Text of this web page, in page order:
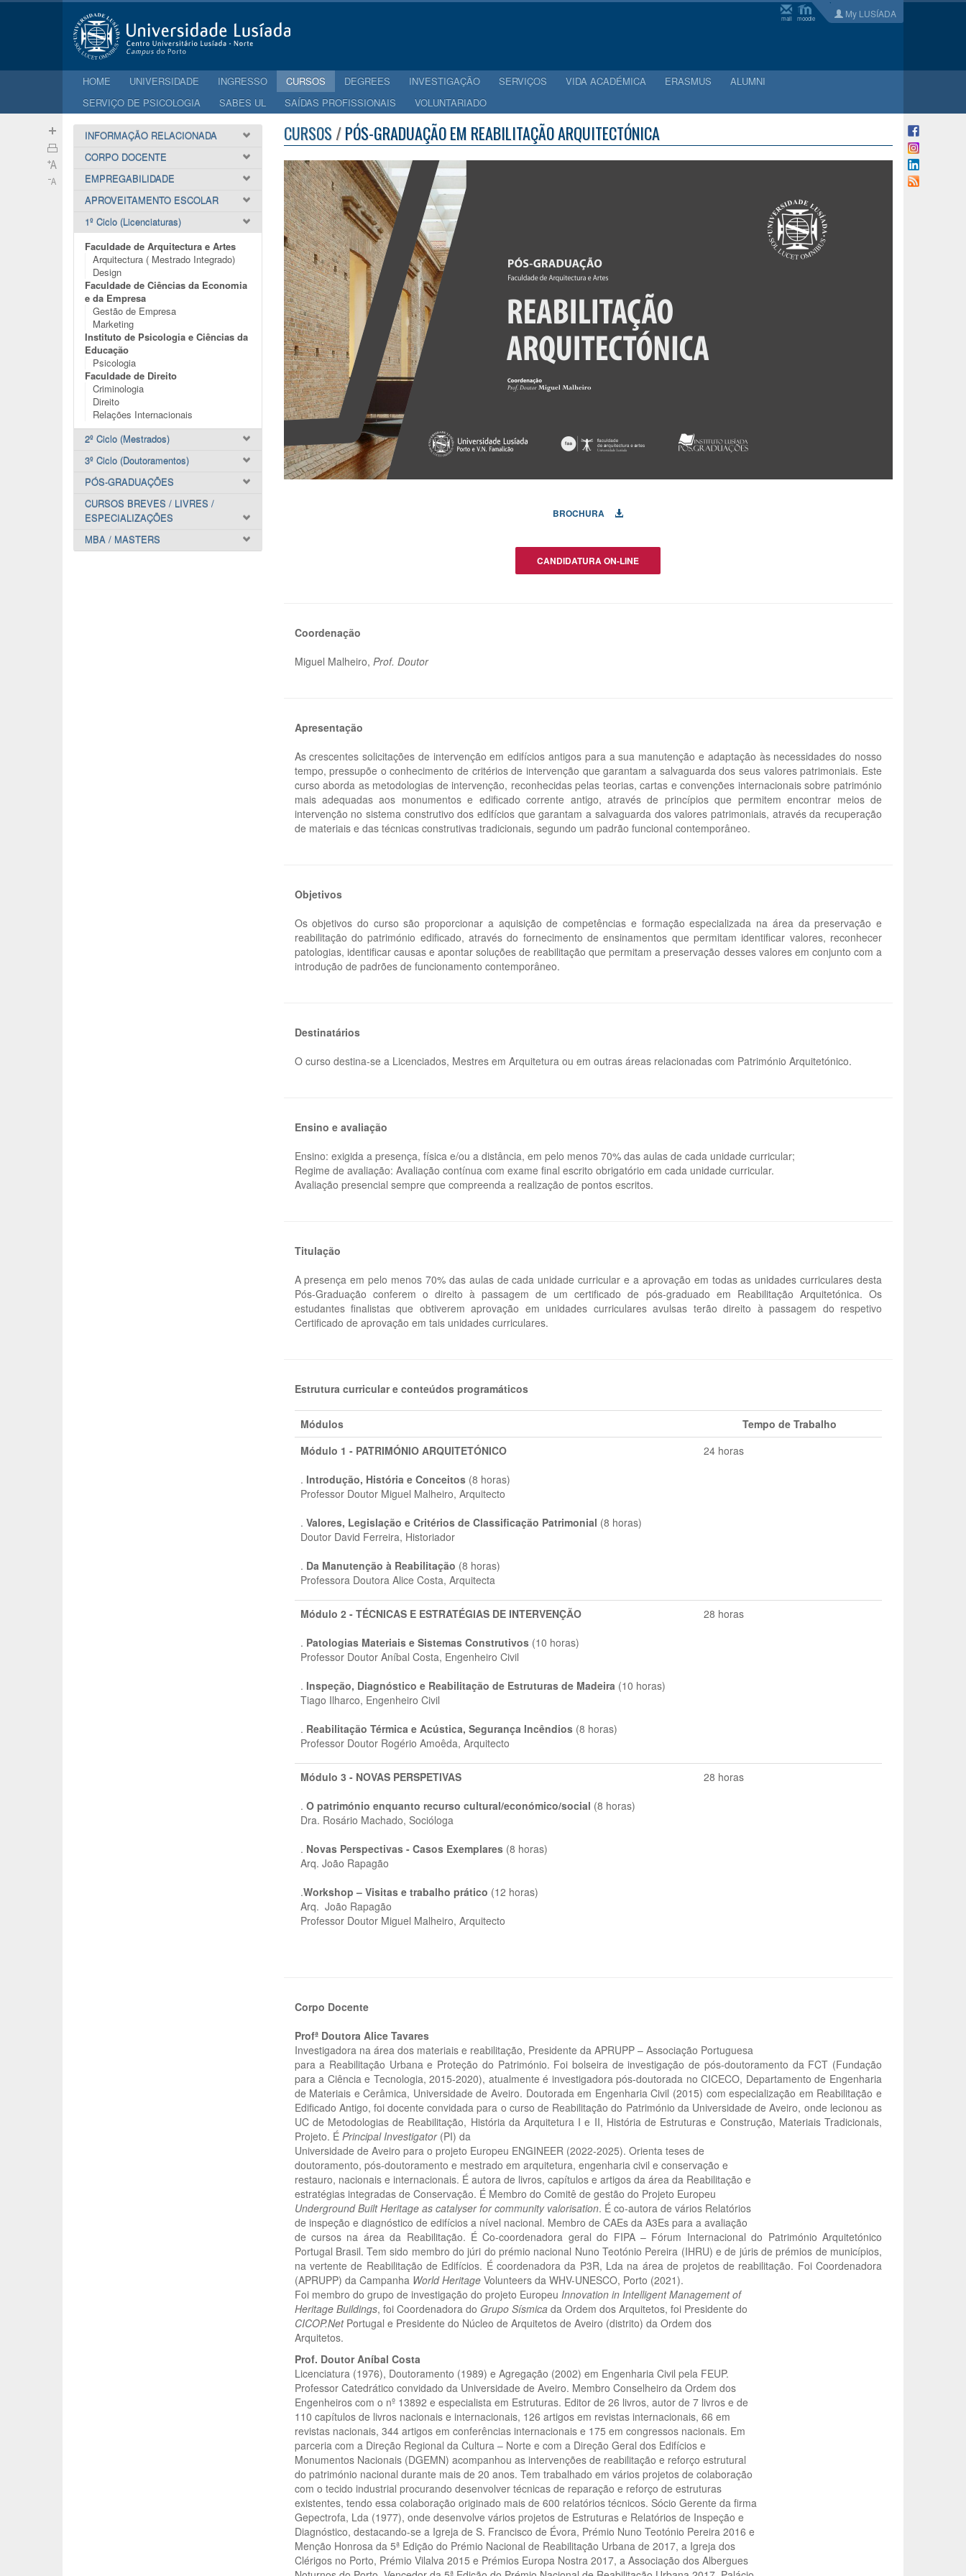
mail moodle My LUSÍADA
HOME UNIVERSIDADE INGRESSO CURSOS DEGREES INVESTIGAÇÃO SERVIÇOS VIDA ACADÉMICA ERASMUS
ALUMNI
SERVIÇO DE PSICOLOGIA
SABES UL SAÍDAS PROFISSIONAIS VOLUNTARIADO
INFORMAÇÃO RELACIONADA
CORPO DOCENTE
EMPREGABILIDADE
APROVEITAMENTO ESCOLAR
1º Ciclo (Licenciaturas)
Faculdade de Arquitectura e Artes
Arquitectura ( Mestrado Integrado)
Design
Faculdade de Ciências da Economia
e da Empresa
Gestão de Empresa
Marketing
Instituto de Psicologia e Ciências da
Educação
Psicologia
Faculdade de Direito
Criminologia
Direito
Relações Internacionais
2º Ciclo (Mestrados)
3º Ciclo (Doutoramentos)
PÓS-GRADUAÇÕES
CURSOS BREVES / LIVRES /
ESPECIALIZAÇÕES
MBA / MASTERS
CURSOS/PÓS-GRADUAÇÃO EM REABILITAÇÃO ARQUITECTÓNICA
BROCHURA
CANDIDATURA ON-LINE
Coordenação
Miguel Malheiro, Prof. Doutor
Apresentação
As crescentes solicitações de intervenção em edifícios antigos para a sua manutenção e adaptação às necessidades do nosso
tempo, pressupõe o conhecimento de critérios de intervenção que garantam a salvaguarda dos seus valores patrimoniais. Este
curso aborda as metodologias de intervenção, reconhecidas pelas teorias, cartas e convenções internacionais sobre património
mais adequadas aos monumentos e edificado corrente antigo, através de princípios que permitem encontrar meios de
intervenção no sistema construtivo dos edifícios que garantam a salvaguarda dos valores patrimoniais, através da recuperação
de materiais e das técnicas construtivas tradicionais, segundo um padrão funcional contemporâneo.
Objetivos
Os objetivos do curso são proporcionar a aquisição de competências e formação especializada na área da preservação e
reabilitação do património edificado, através do fornecimento de ensinamentos que permitam identificar valores, reconhecer
patologias, identificar causas e apontar soluções de reabilitação que permitam a preservação desses valores em conjunto com a
introdução de padrões de funcionamento contemporâneo.
Destinatários
O curso destina-se a Licenciados, Mestres em Arquitetura ou em outras áreas relacionadas com Património Arquitetónico.
Ensino e avaliação
Ensino: exigida a presença, física e/ou a distância, em pelo menos 70% das aulas de cada unidade curricular;
Regime de avaliação: Avaliação contínua com exame final escrito obrigatório em cada unidade curricular.
Avaliação presencial sempre que compreenda a realização de pontos escritos.
Titulação
A presença em pelo menos 70% das aulas de cada unidade curricular e a aprovação em todas as unidades curriculares desta
Pós-Graduação conferem o direito à passagem de um certificado de pós-graduado em Reabilitação Arquitetónica. Os
estudantes finalistas que obtiverem aprovação em unidades curriculares avulsas terão direito à passagem do respetivo
Certificado de aprovação em tais unidades curriculares.
Estrutura curricular e conteúdos programáticos
Módulos
Tempo de Trabalho
Módulo 1 - PATRIMÓNIO ARQUITETÓNICO
. Introdução, História e Conceitos(8 horas)
Professor Doutor Miguel Malheiro, Arquitecto
. Valores, Legislação e Critérios de Classificação Patrimonial (8 horas)
Doutor David Ferreira, Historiador
. Da Manutenção à Reabilitação (8 horas)
Professora Doutora Alice Costa, Arquitecta
24 horas
Módulo 2 - TÉCNICAS E ESTRATÉGIAS DE INTERVENÇÃO
. Patologias Materiais e Sistemas Construtivos(10 horas)
Professor Doutor Aníbal Costa, Engenheiro Civil
. Inspeção, Diagnóstico e Reabilitação de Estruturas de Madeira (10 horas)
Tiago Ilharco, Engenheiro Civil
. Reabilitação Térmica e Acústica, Segurança Incêndios(8 horas)
Professor Doutor Rogério Amoêda, Arquitecto
28 horas
Módulo 3 - NOVAS PERSPETIVAS
. O património enquanto recurso cultural/económico/social (8 horas)
Dra. Rosário Machado, Socióloga
. Novas Perspectivas - Casos Exemplares(8 horas)
Arq. João Rapagão
.Workshop – Visitas e trabalho prático (12 horas)
Arq. João Rapagão
Professor Doutor Miguel Malheiro, Arquitecto
28 horas
Corpo Docente
Profª Doutora Alice Tavares
Investigadora na área dos materiais e reabilitação, Presidente da APRUPP – Associação Portuguesa
para a Reabilitação Urbana e Proteção do Património. Foi bolseira de investigação de pós-doutoramento da FCT (Fundação
para a Ciência e Tecnologia, 2015-2020), atualmente é investigadora pós-doutorada no CICECO, Departamento de Engenharia
de Materiais e Cerâmica, Universidade de Aveiro. Doutorada em Engenharia Civil (2015) com especialização em Reabilitação e
Edificado Antigo, foi docente convidada para o curso de Reabilitação do Património da Universidade de Aveiro, onde lecionou as
UC de Metodologias de Reabilitação, História da Arquitetura I e II, História de Estruturas e Construção, Materiais Tradicionais,
Projeto. É Principal Investigator (PI) da
Universidade de Aveiro para o projeto Europeu ENGINEER (2022-2025). Orienta teses de
doutoramento, pós-doutoramento e mestrado em arquitetura, engenharia civil e conservação e
restauro, nacionais e internacionais. É autora de livros, capítulos e artigos da área da Reabilitação e
estratégias integradas de Conservação. É Membro do Comitê de gestão do Projeto Europeu
Underground Built Heritage as catalyser for community valorisation. É co-autora de vários Relatórios
de inspeção e diagnóstico de edifícios a nível nacional. Membro de CAEs da A3Es para a avaliação
de cursos na área da Reabilitação. É Co-coordenadora geral do FIPA – Fórum Internacional do Património Arquitetónico
Portugal Brasil. Tem sido membro do júri do prémio nacional Nuno Teotónio Pereira (IHRU) e de júris de prémios de municípios,
na vertente de Reabilitação de Edifícios. É coordenadora da P3R, Lda na área de projetos de reabilitação. Foi Coordenadora
(APRUPP) da Campanha World Heritage Volunteers da WHV-UNESCO, Porto (2021).
Foi membro do grupo de investigação do projeto Europeu Innovation in Intelligent Management of
Heritage Buildings, foi Coordenadora do Grupo Sísmica da Ordem dos Arquitetos, foi Presidente do
CICOP.Net Portugal e Presidente do Núcleo de Arquitetos de Aveiro (distrito) da Ordem dos
Arquitetos.
Prof. Doutor Aníbal Costa
Licenciatura (1976), Doutoramento (1989) e Agregação (2002) em Engenharia Civil pela FEUP.
Professor Catedrático convidado da Universidade de Aveiro. Membro Conselheiro da Ordem dos
Engenheiros com o nº 13892 e especialista em Estruturas. Editor de 26 livros, autor de 7 livros e de
110 capítulos de livros nacionais e internacionais, 126 artigos em revistas internacionais, 66 em
revistas nacionais, 344 artigos em conferências internacionais e 175 em congressos nacionais. Em
parceria com a Direção Regional da Cultura – Norte e com a Direção Geral dos Edifícios e
Monumentos Nacionais (DGEMN) acompanhou as intervenções de reabilitação e reforço estrutural
do património nacional durante mais de 20 anos. Tem trabalhado em vários projetos de colaboração
com o tecido industrial procurando desenvolver técnicas de reparação e reforço de estruturas
existentes, tendo essa colaboração originado mais de 600 relatórios técnicos. Sócio Gerente da firma
Gepectrofa, Lda (1977), onde desenvolve vários projetos de Estruturas e Relatórios de Inspeção e
Diagnóstico, destacando-se a Igreja de S. Francisco de Évora, Prémio Nuno Teotónio Pereira 2016 e
Menção Honrosa da 5ª Edição do Prémio Nacional de Reabilitação Urbana de 2017, a Igreja dos
Clérigos no Porto, Prémio Vilalva 2015 e Prémios Europa Nostra 2017, a Associação dos Albergues